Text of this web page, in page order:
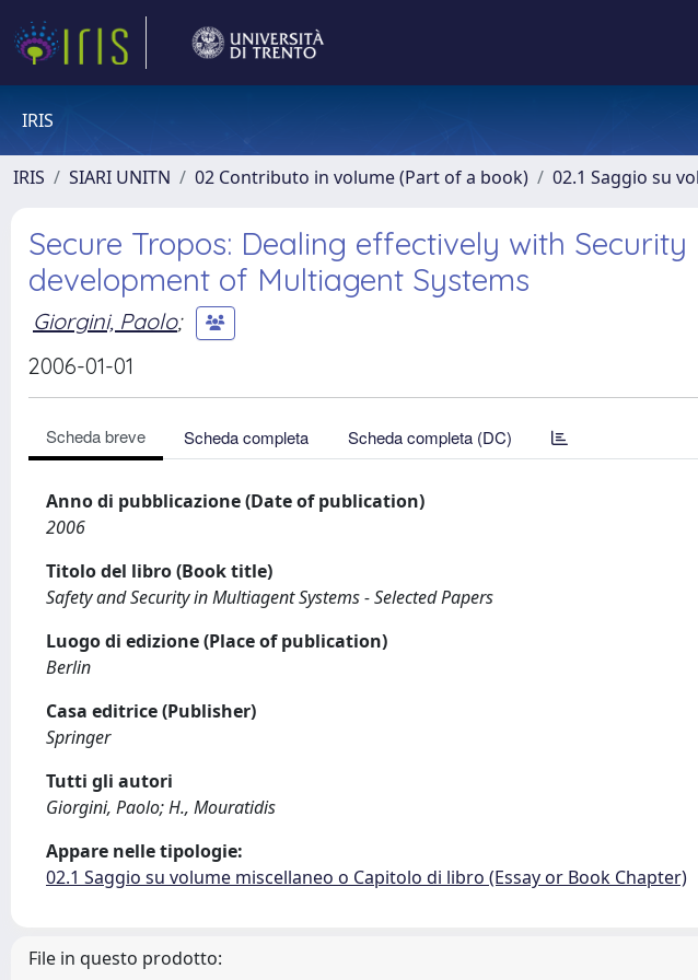
IRIS
IRIS SIARI UNITN 02 Contributo in volume (Part of a book) 02.1 Saggio su
Secure Tropos: Dealing effectively with
development of Multiagent Systems
Giorgini, Paolo;
2006-01-01
Scheda breve Scheda completa Scheda completa (DC)
Anno di pubblicazione (Date of publication)
2006
Titolo del libro (Book title)
Safety and Security in Multiagent Systems - Selected Papers
Luogo di edizione (Place of publication)
Berlin
Casa editrice (Publisher)
Springer
Tutti gli autori
Giorgini, Paolo; H., Mouratidis
Appare nelle tipologie:
02.1 Saggio su volume miscellaneo o Capitolo di libro (Essay or Book Chapter)
File in questo prodotto: